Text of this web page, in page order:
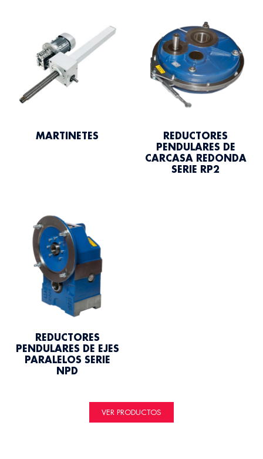
MARTINETES
REDUCTORES
PENDULARES DE
CARCASA REDONDA
SERIE RP2
REDUCTORES
PENDULARES DE EJES
PARALELOS SERIE
NPD
VER PRODUCTOS